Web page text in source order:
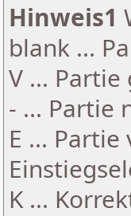
Hinweis1
blank ...
V ...
- ... Partie
E ...
K ...